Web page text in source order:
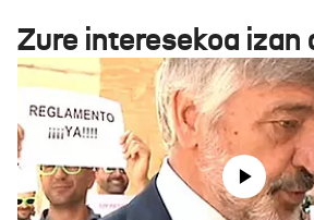
Zure interesekoa izan